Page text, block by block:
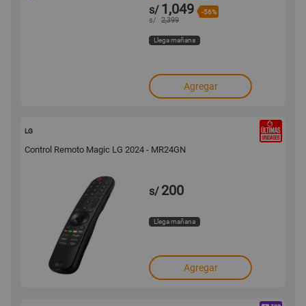
s/ 1,049 -56%
s/ 2,399
Llega mañana
Agregar
LG
Control Remoto Magic LG 2024 - MR24GN
s/ 200
Llega mañana
Agregar